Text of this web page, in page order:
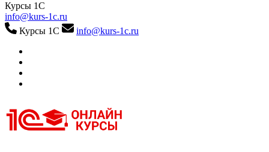
Курсы 1С
info@kurs-1c.ru
Курсы 1С
info@kurs-1c.ru